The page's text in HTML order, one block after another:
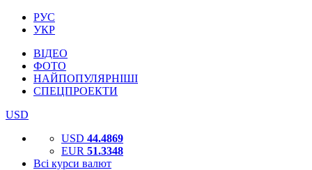
РУС
УКР
ВІДЕО
ФОТО
НАЙПОПУЛЯРНІШІ
СПЕЦПРОЕКТИ
USD
USD 44.4869
EUR 51.3348
Всі курси валют